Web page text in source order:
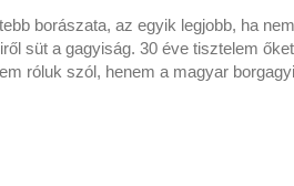
borászata, az egyik legjobb, ha
süt a gagyiság. 30 éve tisztelem
róluk szól, henem a magyar